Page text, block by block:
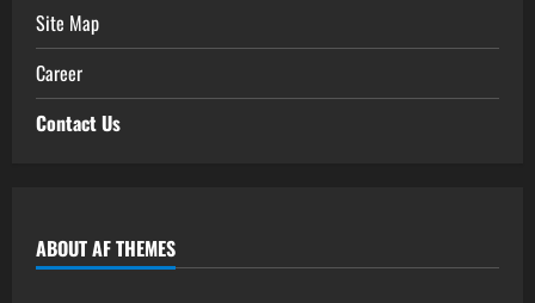
Site Map
Career
Contact Us
ABOUT AF THEMES